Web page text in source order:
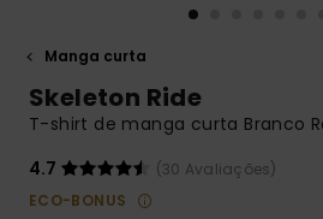
conversa
respostas
para as
DESEJO
Manga curta
Skeleton Ride
T-shirt de manga curta Branco
4.7
(30 Avaliações)
ECO-BONUS